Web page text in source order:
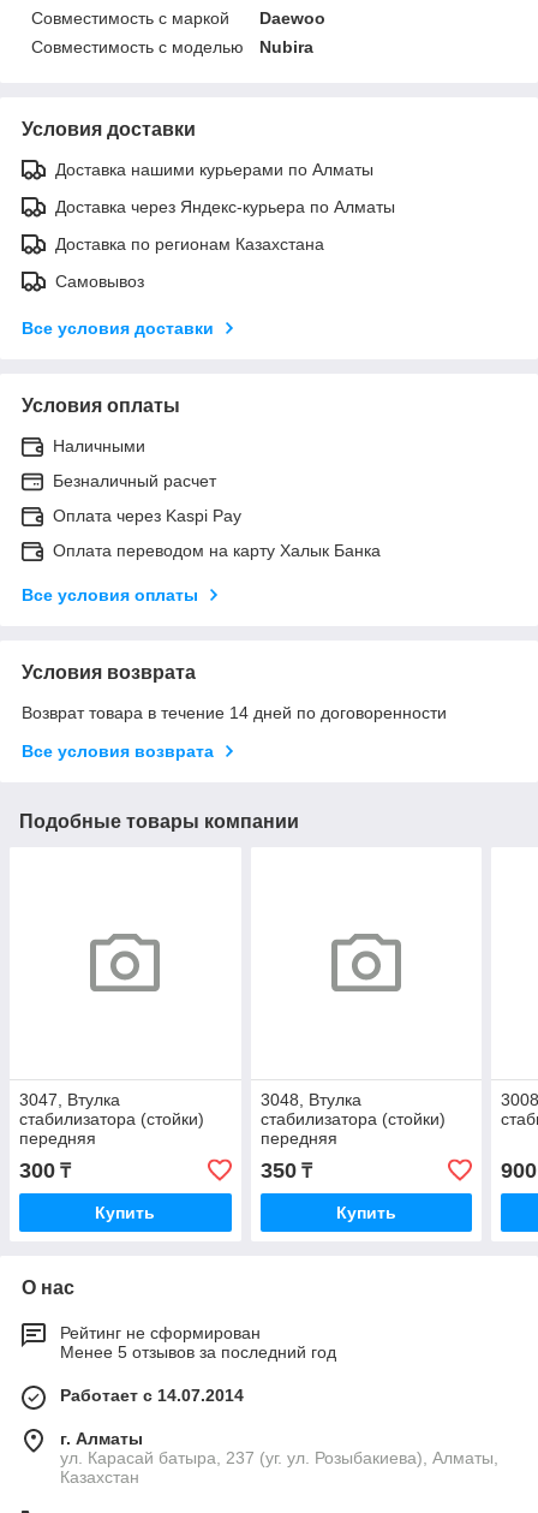
Совместимость с маркой
Daewoo
Совместимость с моделью
Nubira
Условия доставки
Доставка нашими курьерами по Алматы
Доставка через Яндекс-курьера по Алматы
Доставка по регионам Казахстана
Самовывоз
Все условия доставки
Условия оплаты
Наличными
Безналичный расчет
Оплата через Kaspi Pay
Оплата переводом на карту Халык Банка
Все условия оплаты
Условия возврата
Возврат товара в течение 14 дней по договоренности
Все условия возврата
Подобные товары компании
3047, Втулка
стабилизатора (стойки)
передняя
300 ₸
Купить
3048, Втулка
стабилизатора (стойки)
передняя
350₸
Купить
900
О нас
Рейтинг не сформирован
Менее 5 отзывов за последний год
Работает с 14.07.2014
г. Алматы
ул. Карасай батыра, 237 (уг. ул. Розыбакиева), Алматы,
Казахстан